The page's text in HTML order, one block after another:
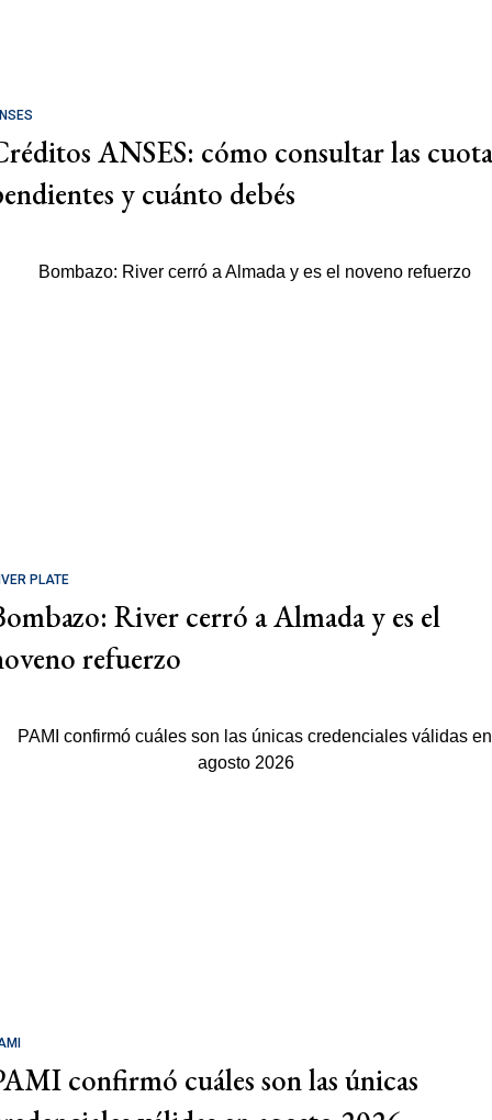
ANSES: cómo consultar las
y cuánto debés
PLATE
River cerró a Almada y es el
refuerzo
confirmó cuáles son las únicas